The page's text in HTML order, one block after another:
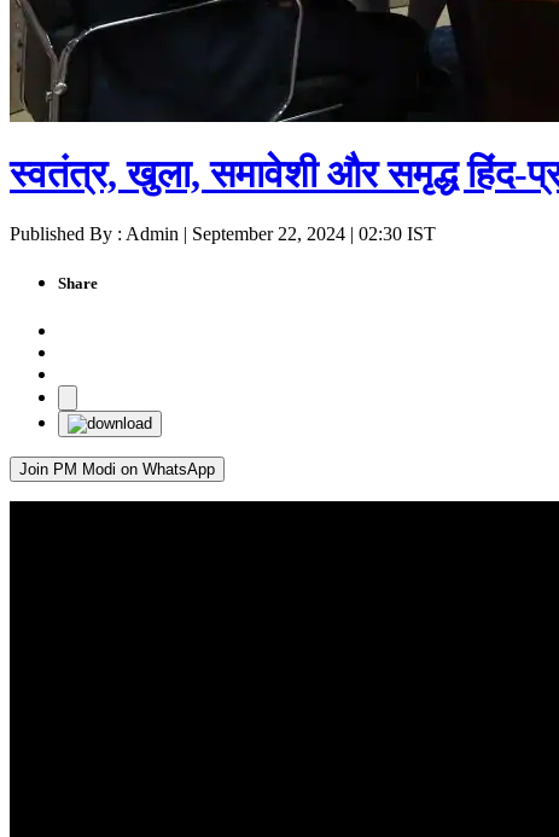
स्वतंत्र, खुला, समावेशी और समृद्ध हिंद-
Published By : Admin | September 22, 2024 | 02:30 IST
Share
Join PM Modi on WhatsApp